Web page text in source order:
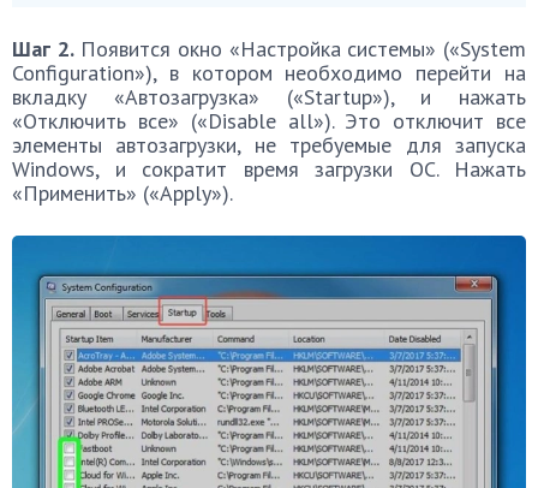
Шаг 2.Появится окно «Настройка системы» («System
Configuration»), в котором необходимо перейти на
вкладку «Автозагрузка» («Startup»), и нажать
«Отключить все» («Disable all»). Это отключит все
элементы автозагрузки, не требуемые для запуска
Windows, и сократит время загрузки ОС. Нажать
«Применить» («Apply»).